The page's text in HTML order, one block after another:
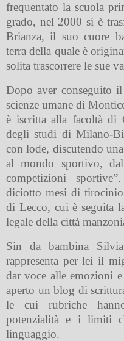
frequentato la scuola
grado, nel 2000 si è
Brianza, il suo cuore
terra della quale è
solita trascorrere le sue
Dopo aver conseguito
scienze umane di
è iscritta alla facoltà di
degli studi di Milano-
con lode, discutendo
al mondo sportivo,
competizioni
diciotto mesi di
di Lecco, cui è seguita
legale della città
Sin da bambina
rappresenta per lei il
dar voce alle emozioni
aperto un blog di
le cui rubriche
potenzialità e i limiti
linguaggio.